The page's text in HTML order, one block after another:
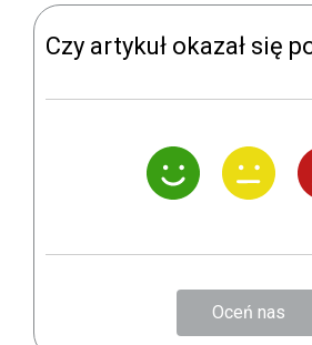
Czy artykuł okazał się
Oceń nas